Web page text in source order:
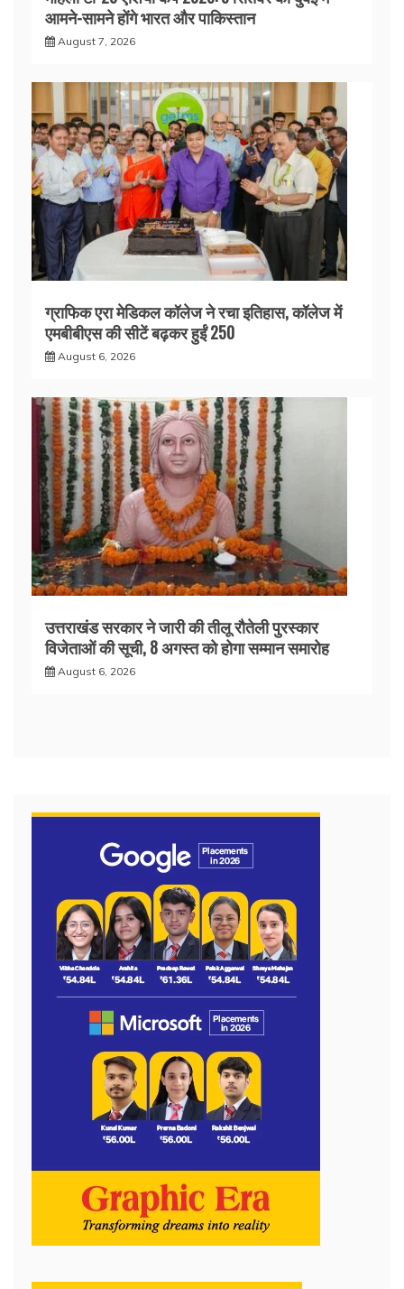
आमने-सामने होंगे भारत और पाकिस्तान
August 7, 2026
ग्राफिक एरा मेडिकल कॉलेज ने रचा इतिहास, कॉलेज में
एमबीबीएस की सीटें बढ़कर हुईं 250
August 6, 2026
उत्तराखंड सरकार ने जारी की तीलू रौतेली पुरस्कार
विजेताओं की सूची, 8 अगस्त को होगा सम्मान समारोह
August 6, 2026